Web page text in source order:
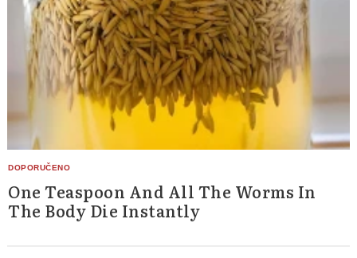
One Teaspoon And All The Worms In
The Body Die Instantly